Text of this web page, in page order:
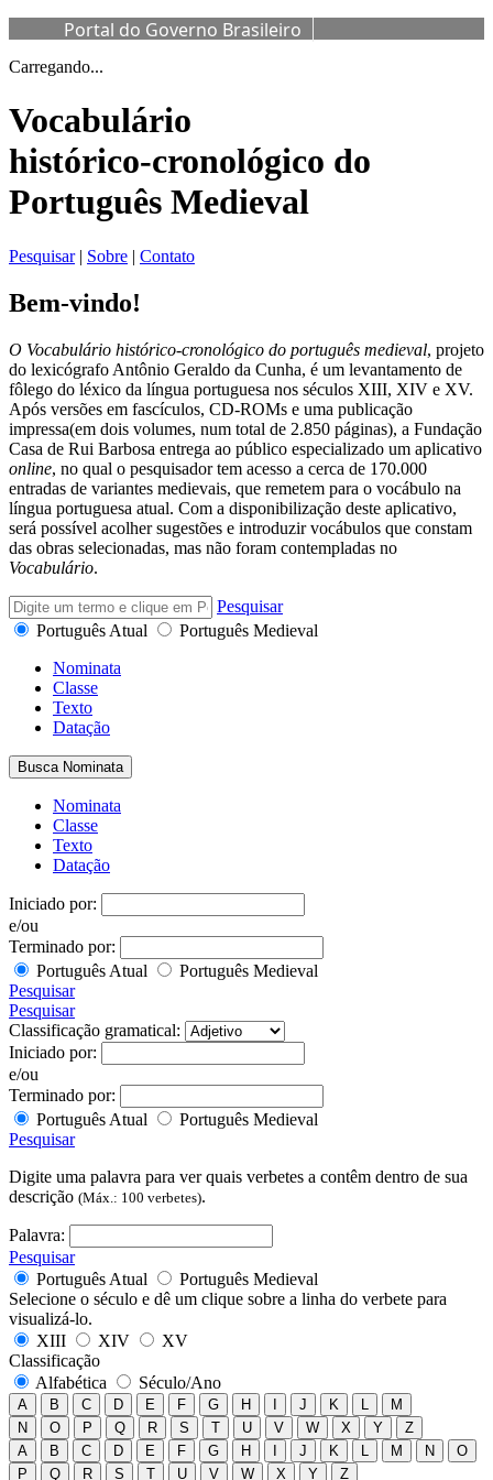
Portal do Governo Brasileiro
Carregando...
Vocabulário
histórico-cronológico do
Português Medieval
Pesquisar| Sobre | Contato
Bem-vindo!
O Vocabulário histórico-cronológico do português medieval, projeto
do lexicógrafo Antônio Geraldo da Cunha, é um levantamento de
fôlego do léxico da língua portuguesa nos séculos XIII, XIV e XV.
Após versões em fascículos, CD-ROMs e uma publicação
impressa(em dois volumes, num total de 2.850 páginas), a Fundação
Casa de Rui Barbosa entrega ao público especializado um aplicativo
online, no qual o pesquisador tem acesso a cerca de 170.000
entradas de variantes medievais, que remetem para o vocábulo na
língua portuguesa atual. Com a disponibilização deste aplicativo,
será possível acolher sugestões e introduzir vocábulos que constam
das obras selecionadas, mas não foram contempladas no
Vocabulário.
Pesquisar
Português Atual
Português Medieval
Nominata
Classe
Texto
Datação
Busca Nominata
Nominata
Classe
Texto
Datação
Iniciado por:
e/ou
Terminado por:
Português Atual
Português Medieval
Pesquisar
Pesquisar
Classificação gramatical:
Iniciado por:
e/ou
Terminado por:
Português Atual
Português Medieval
Pesquisar
Digite uma palavra para ver quais verbetes a contêm dentro de sua
descrição (Máx.: 100 verbetes).
Palavra:
Pesquisar
Português Atual
Português Medieval
Selecione o século e dê um clique sobre a linha do verbete para
visualizá-lo.
XIII
XIV
XV
Classificação
Alfabética
Século/Ano
A B C D E F G H I J K L
M
N
O P Q R S T U V W X Y
Z
A
B C D E F G H I J K L M N
O
P
Q R S T U V W X Y Z